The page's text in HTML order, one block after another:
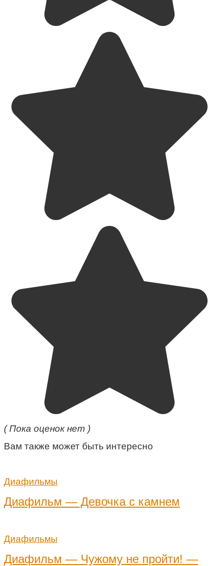
( Пока оценок нет )
Вам также может быть интересно
Диафильмы
Диафильм — Девочка с камнем
Диафильмы
Диафильм — Чужому не пройти! —